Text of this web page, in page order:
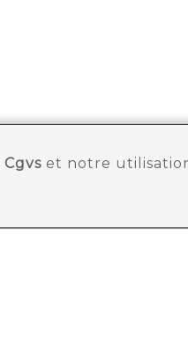
Cgvset notre